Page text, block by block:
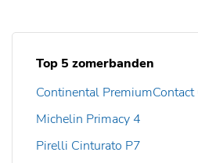
Top 5 zomerbanden
Continental PremiumContact
Michelin Primacy 4
Pirelli Cinturato P7